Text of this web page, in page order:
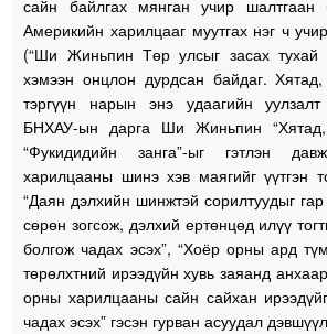
сайн байлгах мянган учир
Америкийн харилцааг муутгах нэг ч
(“Ши Жиньпин Төр улсыг засах
хэмээн онцлон дурдсан байдаг.
тэргүүн нарын энэ удаагийн
БНХАУ-ын дарга Ши Жиньпин
“Фукидидийн занга”-ыг гэтлэн
харилцааны шинэ хэв маягийг үүтгэн
“Даян дэлхийн шинжтэй сорилтуудыг
сөрөн зогсож, дэлхий ертөнцөд илүү
болгож чадах эсэх”, “Хоёр орны ард
төрөлхтний ирээдүйн хувь заяанд
орны харилцааны сайн сайхан
чадах эсэх” гэсэн гурван асуудал